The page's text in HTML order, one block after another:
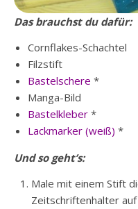
Das brauchst du dafür:
Cornflakes-Schachtel
Filzstift
Bastelschere *
Manga-Bild
Bastelkleber *
Lackmarker (weiß) *
Und so geht’s:
Male mit einem Stift
Zeitschriftenhalter